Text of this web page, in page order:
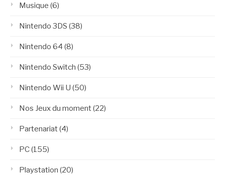
Musique (6)
Nintendo 3DS (38)
Nintendo 64 (8)
Nintendo Switch (53)
Nintendo Wii U (50)
Nos Jeux du moment(22)
Partenariat(4)
PC(155)
Playstation (20)